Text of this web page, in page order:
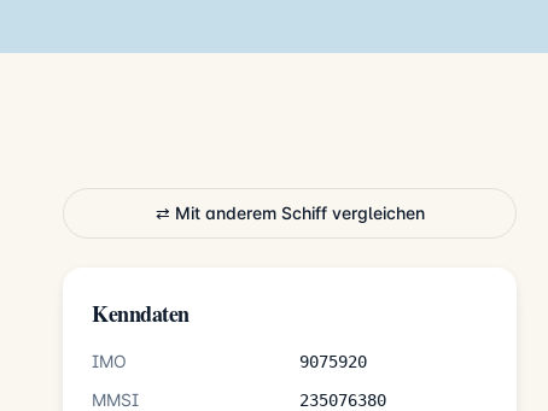
⇄ Mit anderem Schiff vergleichen
Kenndaten
IMO 9075920
MMSI 235076380